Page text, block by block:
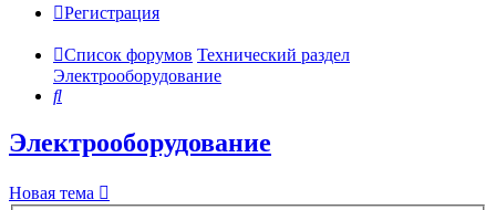
Регистрация
Список форумов Технический раздел
Электрооборудование
Поиск
Электрооборудование
Новая тема